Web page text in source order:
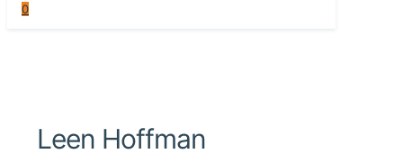
0
Leen Hoffman